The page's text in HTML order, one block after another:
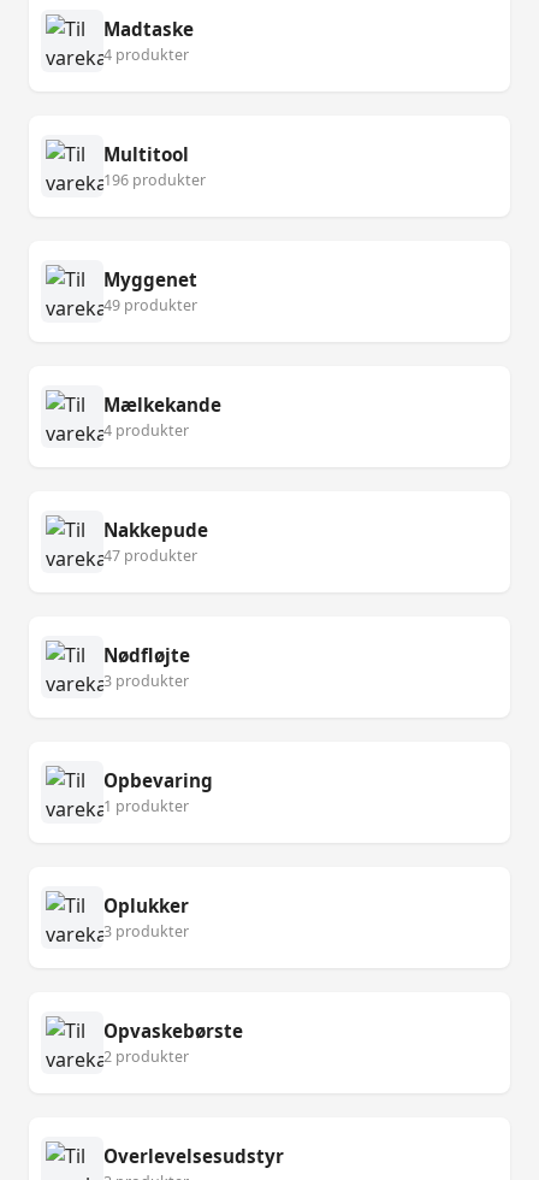
Madtaske
4 produkter
Multitool
196 produkter
Myggenet
49 produkter
Mælkekande
4 produkter
Nakkepude
47 produkter
Nødfløjte
3 produkter
Opbevaring
1 produkter
Oplukker
3 produkter
Opvaskebørste
2 produkter
Overlevelsesudstyr